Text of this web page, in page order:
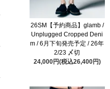
26SM【予約商品】glamb /
Unplugged Cropped Deni
m / 6月下旬発売予定 / 26年
2/23 〆切
24,000円(税込26,400円)